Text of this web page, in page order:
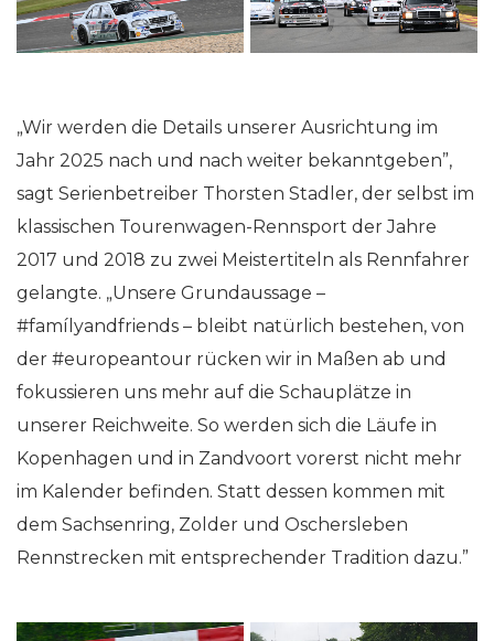
„Wir werden die Details unserer Ausrichtung im
Jahr 2025 nach und nach weiter bekanntgeben”,
sagt Serienbetreiber Thorsten Stadler, der selbst im
klassischen Tourenwagen-Rennsport der Jahre
2017 und 2018 zu zwei Meistertiteln als Rennfahrer
gelangte. „Unsere Grundaussage –
#famílyandfriends – bleibt natürlich bestehen, von
der #europeantour rücken wir in Maßen ab und
fokussieren uns mehr auf die Schauplätze in
unserer Reichweite. So werden sich die Läufe in
Kopenhagen und in Zandvoort vorerst nicht mehr
im Kalender befinden. Statt dessen kommen mit
dem Sachsenring, Zolder und Oschersleben
Rennstrecken mit entsprechender Tradition dazu.”